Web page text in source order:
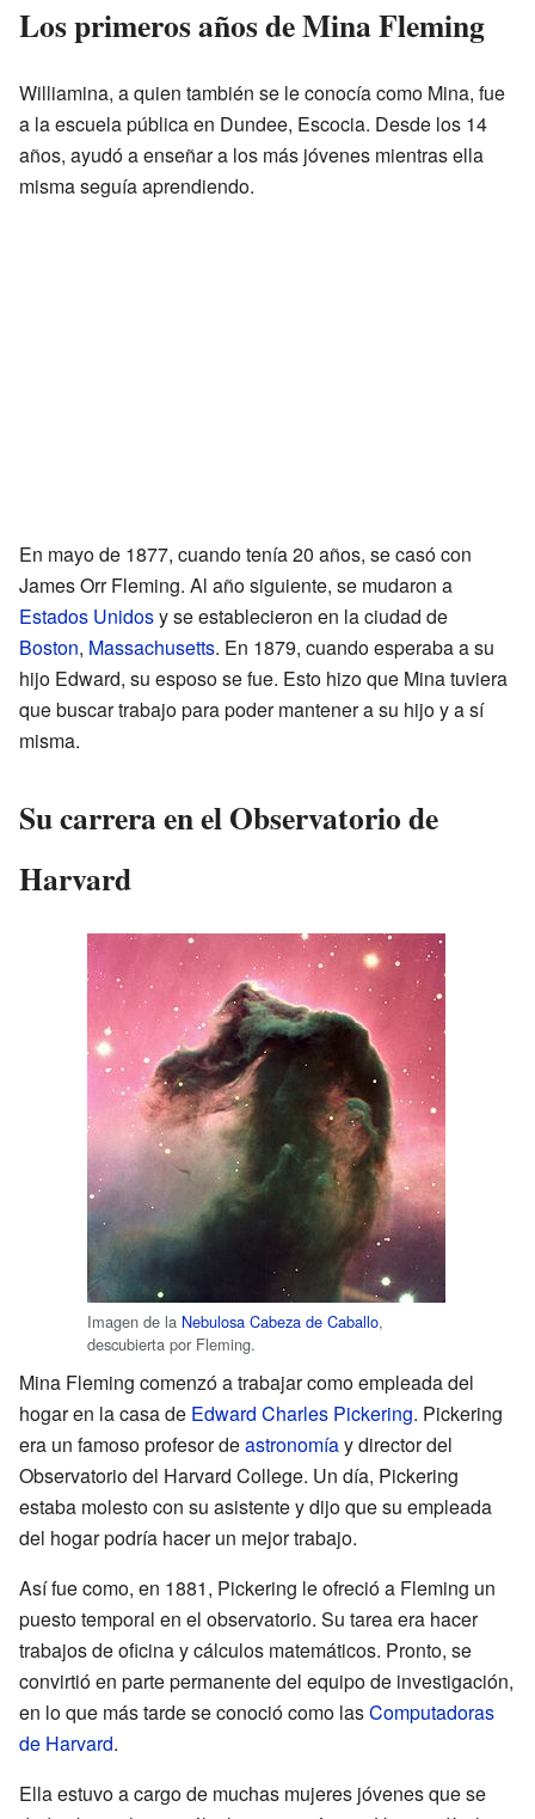
Los primeros años de Mina Fleming
Williamina, a quien también se le conocía como Mina, fue
a la escuela pública en Dundee, Escocia. Desde los 14
años, ayudó a enseñar a los más jóvenes mientras ella
misma seguía aprendiendo.
En mayo de 1877, cuando tenía 20 años, se casó con
James Orr Fleming. Al año siguiente, se mudaron a
Estados Unidosy se establecieron en la ciudad de
Boston, Massachusetts. En 1879, cuando esperaba a su
hijo Edward, su esposo se fue. Esto hizo que Mina tuviera
que buscar trabajo para poder mantener a su hijo y a sí
misma.
Su carrera en el Observatorio de
Harvard
Imagen de la Nebulosa Cabeza de Caballo,
descubierta por Fleming.
Mina Fleming comenzó a trabajar como empleada del
hogar en la casa de Edward Charles Pickering. Pickering
era un famoso profesor deastronomíay director del
Observatorio del Harvard College. Un día, Pickering
estaba molesto con su asistente y dijo que su empleada
del hogar podría hacer un mejor trabajo.
Así fue como, en 1881, Pickering le ofreció a Fleming un
puesto temporal en el observatorio. Su tarea era hacer
trabajos de oficina y cálculos matemáticos. Pronto, se
convirtió en parte permanente del equipo de investigación,
en lo que más tarde se conoció como lasComputadoras
de Harvard.
Ella estuvo a cargo de muchas mujeres jóvenes que se